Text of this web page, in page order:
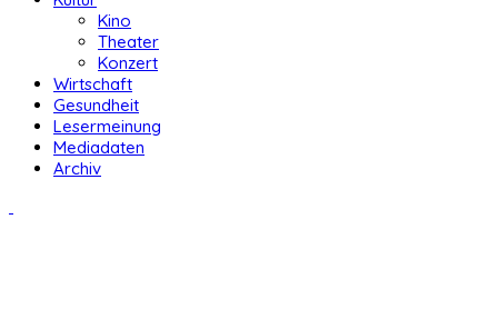
Kino
Theater
Konzert
Wirtschaft
Gesundheit
Lesermeinung
Mediadaten
Archiv